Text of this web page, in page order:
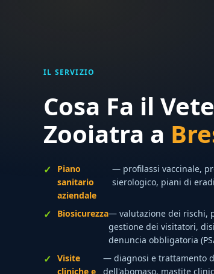
IL SERVIZIO
Cosa Fa il
Zooiatra a
Piano
sanitario
aziendale
— profilassi vaccinale,
sierologico, piani di
Biosicurezza— valutazione dei rischi,
gestione dei visitatori,
denuncia obbligatoria
Visite
cliniche e
— diagnosi e trattamento
dell'abomaso, mastite